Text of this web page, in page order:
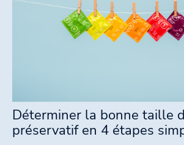
Déterminer la bonne taille
préservatif en 4 étapes